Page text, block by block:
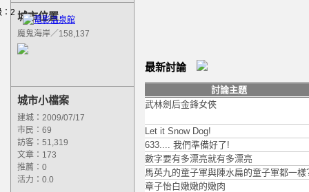
城市位置
魔鬼海岸／158,137
城市小檔案
建城：2009/07/17
市民：69
訪客：51,319
文章：173
推薦： 0
活力：0.0
最新討論
討論主題
武林劍后金鋒女俠
Let it Snow Dog!
633.... 我們準備好了!
數字要有多漂亮就有多漂亮
馬英九的童子軍與陳水扁的童子軍都一樣
章子怡白嫩嫩的嫩肉